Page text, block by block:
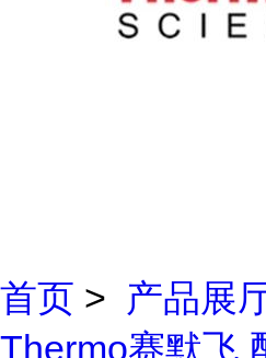
首页 > 产品展
Thermo赛默飞